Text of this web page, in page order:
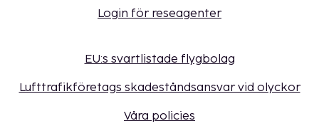
Login för reseagenter
EU:s svartlistade flygbolag
Lufttrafikföretags skadeståndsansvar vid olyckor
Våra policies